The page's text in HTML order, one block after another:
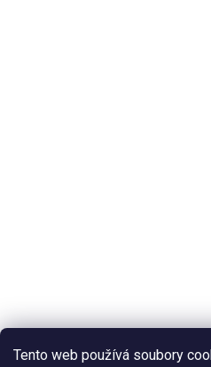
Tento web používá soubory